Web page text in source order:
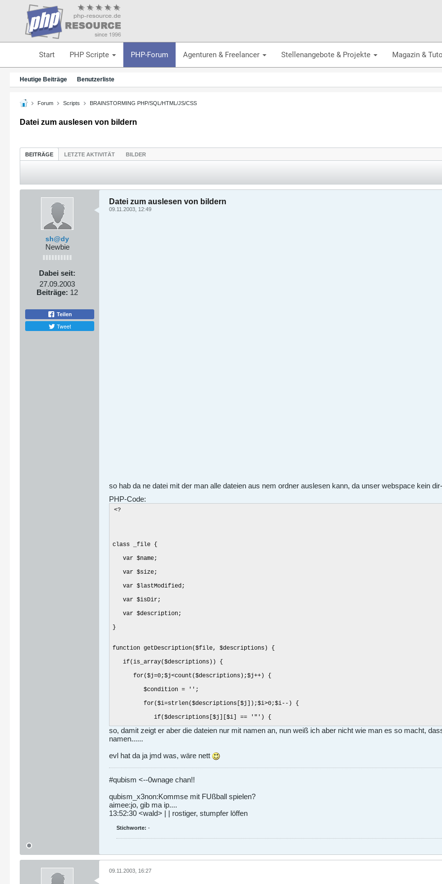
Start PHP Scripte PHP-Forum Agenturen & Freelancer Stellenangebote & Projekte Magazin &
Heutige Beiträge Benutzerliste
Forum Scripts BRAINSTORMING PHP/SQL/HTML/JS/CSS
Datei zum auslesen von bildern
BEITRÄGE LETZTE AKTIVITÄT BILDER
sh@dy
Newbie
Dabei seit:
27.09.2003
Beiträge: 12
Teilen
Tweet
Datei zum auslesen von bildern
09.11.2003, 12:49
so hab da ne datei mit der man alle dateien aus nem ordner auslesen kann, da unser webspace kein
PHP-Code:
<?
class _file {
var $name;
var $size;
var $lastModified;
var $isDir;
var $description;
}
function getDescription($file, $descriptions) {
if(is_array($descriptions)) {
for($j=0;$j<count($descriptions);$j++) {
$condition = '';
for($i=strlen($descriptions[$j]);$i>0;$i--) {
if($descriptions[$j][$i] == '"') {
$condition = strtolower(substr($descriptions[$j], $i-
}
if(preg_match("=".$condition."=i", $file))
if(preg_match('="([[:alnum:]]+)(.*)"=i', $descriptions[$j], $regs))
}
so, damit zeigt er aber die dateien nur mit namen an, nun weiß ich aber nicht wie man es so macht,
namen......
evl hat da ja jmd was, wäre nett
#qubism <--0wnage chan!!
qubism_x3non:Kommse mit FUßball spielen?
aimee:jo, gib ma ip....
13:52:30 <wald> | | rostiger, stumpfer löffen
Stichworte: -
09.11.2003, 16:27